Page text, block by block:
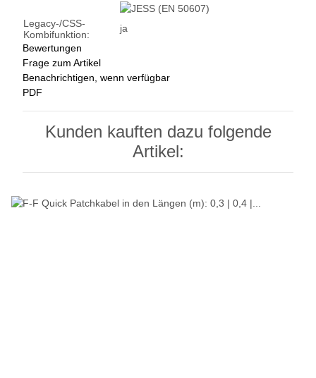
Legacy-/CSS-
Kombifunktion:
ja
Bewertungen
Frage zum Artikel
Benachrichtigen, wenn verfügbar
PDF
Kunden kauften dazu folgende
Artikel: